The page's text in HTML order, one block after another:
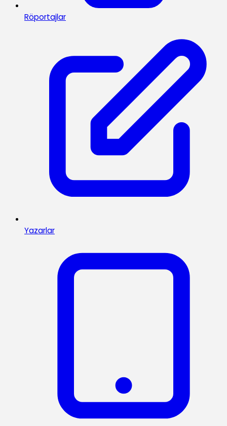
Röportajlar
Yazarlar